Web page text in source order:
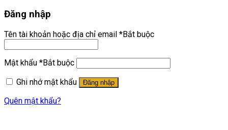
Đăng nhập
Tên tài khoản hoặc địa chỉ email *Bắt buộc
Mật khẩu *Bắt buộc
Ghi nhớ mật khẩu
Đăng nhập
Quên mật khẩu?